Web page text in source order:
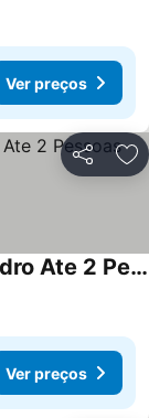
Ver preços
Partilhar
Saint Sebastian Flat 514 Com Hidro Ate 2 Pessoas
Ver preços